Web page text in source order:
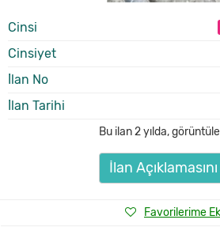
Cinsi
Cinsiyet
İlan No
İlan Tarihi
Bu ilan2 yılda,
İlan
Favorilerime